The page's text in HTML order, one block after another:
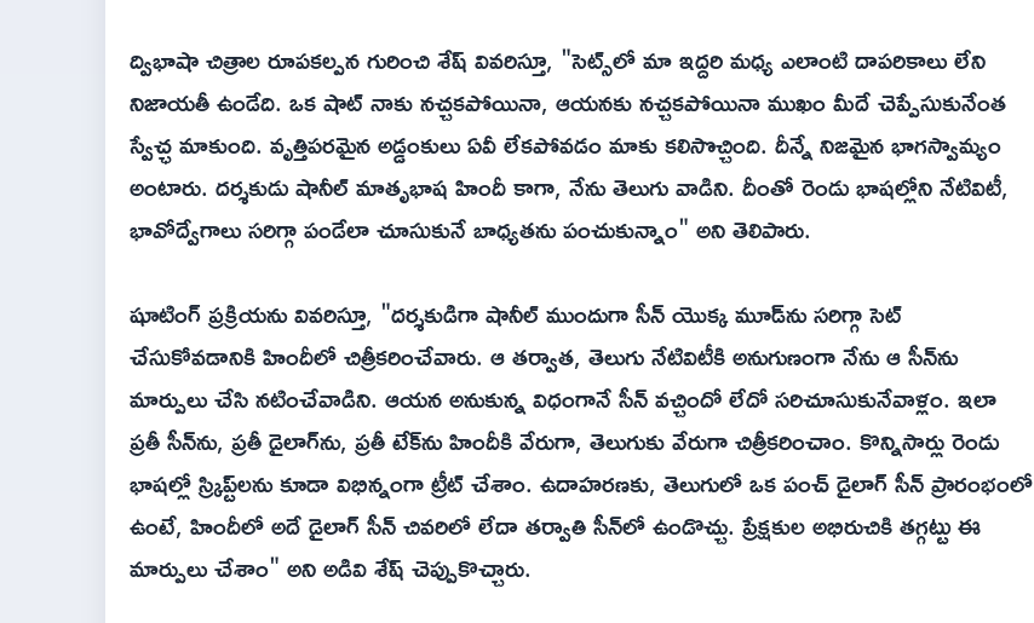
ద్విభాషా చిత్రాల రూపకల్పన గురించి శేష్ వివరిస్తూ, "సెట్స్‌లో మా ఇద్దరి మధ్య ఎలాంటి దాపరికాలు లేని
నిజాయతీ ఉండేది. ఒక షాట్ నాకు నచ్చకపోయినా, ఆయనకు నచ్చకపోయినా ముఖం మీదే చెప్పేసుకునేంత
స్వేచ్ఛ మాకుంది. వృత్తిపరమైన అడ్డంకులు ఏవీ లేకపోవడం మాకు కలిసొచ్చింది. దీన్నే నిజమైన భాగస్వామ్యం
అంటారు. దర్శకుడు షానీల్ మాతృభాష హిందీ కాగా, నేను తెలుగు వాడిని. దీంతో రెండు భాషల్లోని నేటివిటీ,
భావోద్వేగాలు సరిగ్గా పండేలా చూసుకునే బాధ్యతను పంచుకున్నాం" అని తెలిపారు.
షూటింగ్ ప్రక్రియను వివరిస్తూ, "దర్శకుడిగా షానీల్ ముందుగా సీన్ యొక్క మూడ్‌ను సరిగ్గా సెట్
చేసుకోవడానికి హిందీలో చిత్రీకరించేవారు. ఆ తర్వాత, తెలుగు నేటివిటీకి అనుగుణంగా నేను ఆ సీన్‌ను
మార్పులు చేసి నటించేవాడిని. ఆయన అనుకున్న విధంగానే సీన్ వచ్చిందో లేదో సరిచూసుకునేవాళ్లం. ఇలా
ప్రతీ సీన్‌ను, ప్రతీ డైలాగ్‌ను, ప్రతీ టేక్‌ను హిందీకి వేరుగా, తెలుగుకు వేరుగా చిత్రీకరించాం. కొన్నిసార్లు రెండు
భాషల్లో స్క్రిప్ట్‌లను కూడా విభిన్నంగా ట్రీట్ చేశాం. ఉదాహరణకు, తెలుగులో ఒక పంచ్ డైలాగ్ సీన్ ప్రారంభంలో
ఉంటే, హిందీలో అదే డైలాగ్ సీన్ చివరిలో లేదా తర్వాతి సీన్‌లో ఉండొచ్చు. ప్రేక్షకుల అభిరుచికి తగ్గట్టు ఈ
మార్పులు చేశాం" అని అడివి శేష్ చెప్పుకొచ్చారు.